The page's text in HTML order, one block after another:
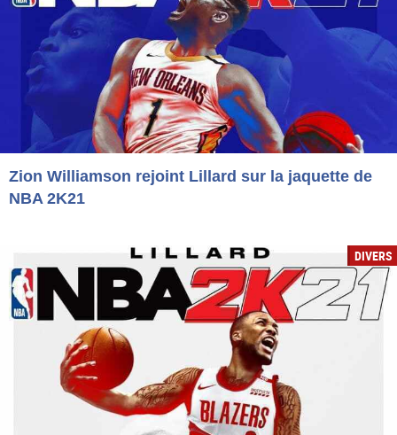
Zion Williamson rejoint Lillard sur la jaquette de
NBA 2K21
DIVERS